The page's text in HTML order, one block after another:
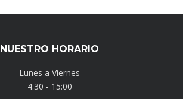
NUESTRO HORARIO
Lunes a Viernes
4:30 - 15:00